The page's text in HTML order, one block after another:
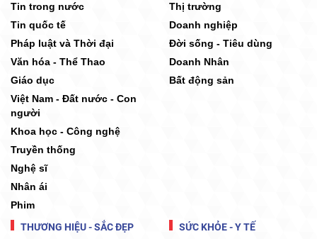
Tin trong nước
Tin quốc tế
Pháp luật và Thời đại
Văn hóa - Thể Thao
Giáo dục
Việt Nam - Đất nước - Con
người
Khoa học - Công nghệ
Truyền thống
Nghệ sĩ
Nhân ái
Phim
Thị trường
Doanh nghiệp
Đời sống - Tiêu dùng
Doanh Nhân
Bất động sản
THƯƠNG HIỆU - SẮC ĐẸP
SỨC KHỎE - Y TẾ